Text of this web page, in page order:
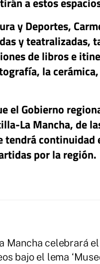
y Deportes,
y teatralizadas,
de libros e
la
el Gobierno
La Mancha, de
continuidad
por la región.
Mancha celebrará
bajo el lema